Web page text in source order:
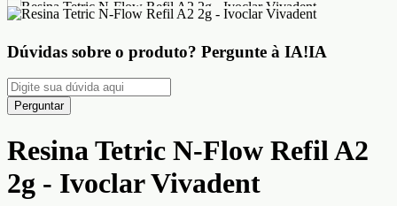
Dúvidas sobre o produto? Pergunte à IA!IA
Perguntar
Resina Tetric N-Flow Refil A2
2g - Ivoclar Vivadent